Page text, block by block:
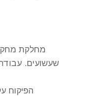
מחלקת מחקר
שעשועים.
הפיקוח